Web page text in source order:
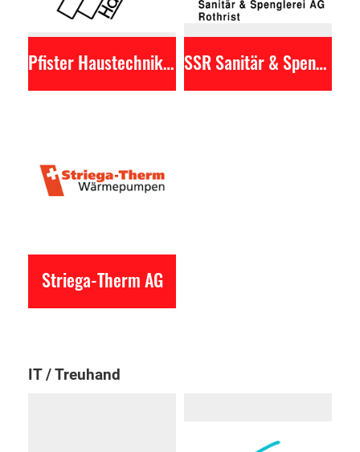
Pfister Haustechnik AG SSR Sanitär & Spenglerei AG
Striega-Therm AG
IT / Treuhand